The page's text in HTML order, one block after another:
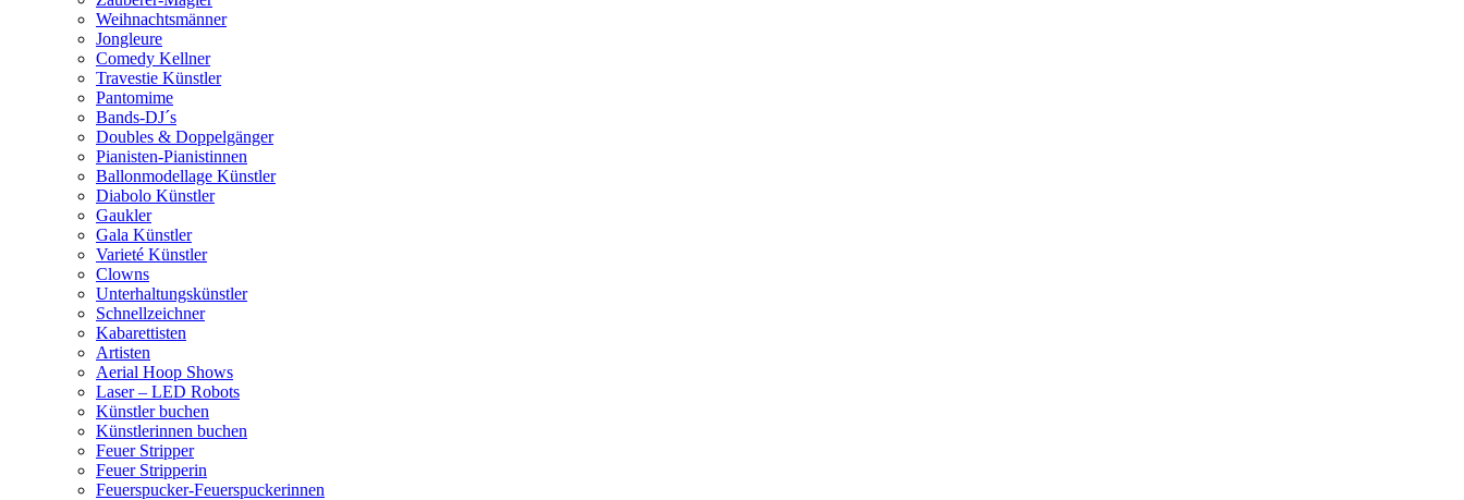
Weihnachtsmänner
Jongleure
Comedy Kellner
Travestie Künstler
Pantomime
Bands-DJ´s
Doubles & Doppelgänger
Pianisten-Pianistinnen
Ballonmodellage Künstler
Diabolo Künstler
Gaukler
Gala Künstler
Varieté Künstler
Clowns
Unterhaltungskünstler
Schnellzeichner
Kabarettisten
Artisten
Aerial Hoop Shows
Laser – LED Robots
Künstler buchen
Künstlerinnen buchen
Feuer Stripper
Feuer Stripperin
Feuerspucker-Feuerspuckerinnen